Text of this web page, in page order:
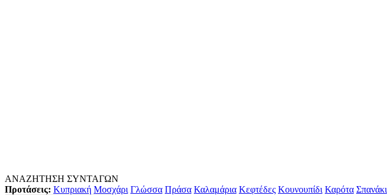
ΑΝΑΖΗΤΗΣΗ ΣΥΝΤΑΓΩΝ
Προτάσεις: Κυπριακή Μοσχάρι Γλώσσα Πράσα Καλαμάρια Κεφτέδες Κουνουπίδι Καρότα Σπανάκι